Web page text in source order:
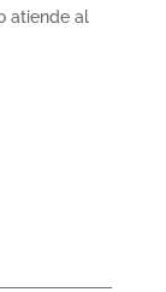
atiende al